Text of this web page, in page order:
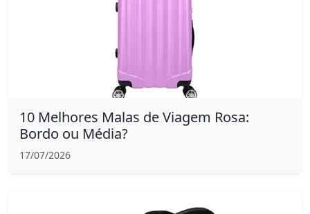
10 Melhores Malas de Viagem Rosa:
Bordo ou Média?
17/07/2026